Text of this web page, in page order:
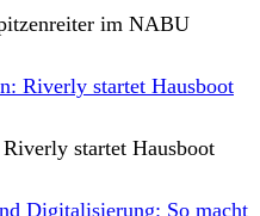
im NABU
startet Hausboot